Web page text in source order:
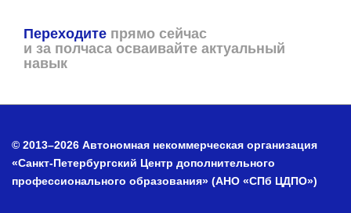
Переходите прямо сейчас
и за полчаса осваивайте актуальный
навык
© 2013–2026 Автономная некоммерческая организация
«Санкт-Петербургский Центр дополнительного
профессионального образования» (АНО «СПб ЦДПО»)